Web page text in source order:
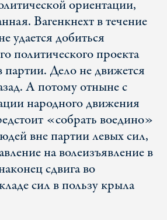
ориентации,
Вагенкнехт в течение
удается добиться
политического проекта
Дело не движется
А потому отныне с
народного движения
«собрать воедино»
вне партии левых сил,
на волеизъявление в
сдвига во
сил в пользу крыла